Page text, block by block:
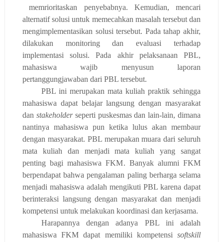
memrioritaskan
penyebabnya. Kemudian, mencari
alternatifsolusi untuk memecahkan masalah tersebut dan
mengimplementasikan solusi tersebut. Pada tahap akhir,
dilakukan monitoring dan evaluasi terhadap
implementasi solusi.Pada akhir pelaksanaan PBL,
mahasiswa wajib menyusun laporan
pertanggungjawaban dari PBL tersebut.
PBL ini merupakan mata kuliah praktik sehingga
mahasiswa dapat belajarlangsungdengan masyarakat
dan stakeholder seperti puskesmas dan lain-lain, dimana
nantinya mahasiswa pun ketika lulus akan membaur
dengan masyarakat. PBL merupakan muara dari seluruh
mata kuliah dan menjadi mata kuliah yang sangat
penting bagi mahasiswa FKM. Banyak alumni FKM
berpendapat bahwa pengalaman paling berharga selama
menjadi mahasiswa adalah mengikuti PBL karena dapat
berinteraksi langsung dengan masyarakat dan menjadi
kompetensi untuk melakukan koordinasi dan kerjasama.
Harapannya dengan adanya PBL ini adalah
mahasiswaFKM dapat memiliki kompetensisoftskill